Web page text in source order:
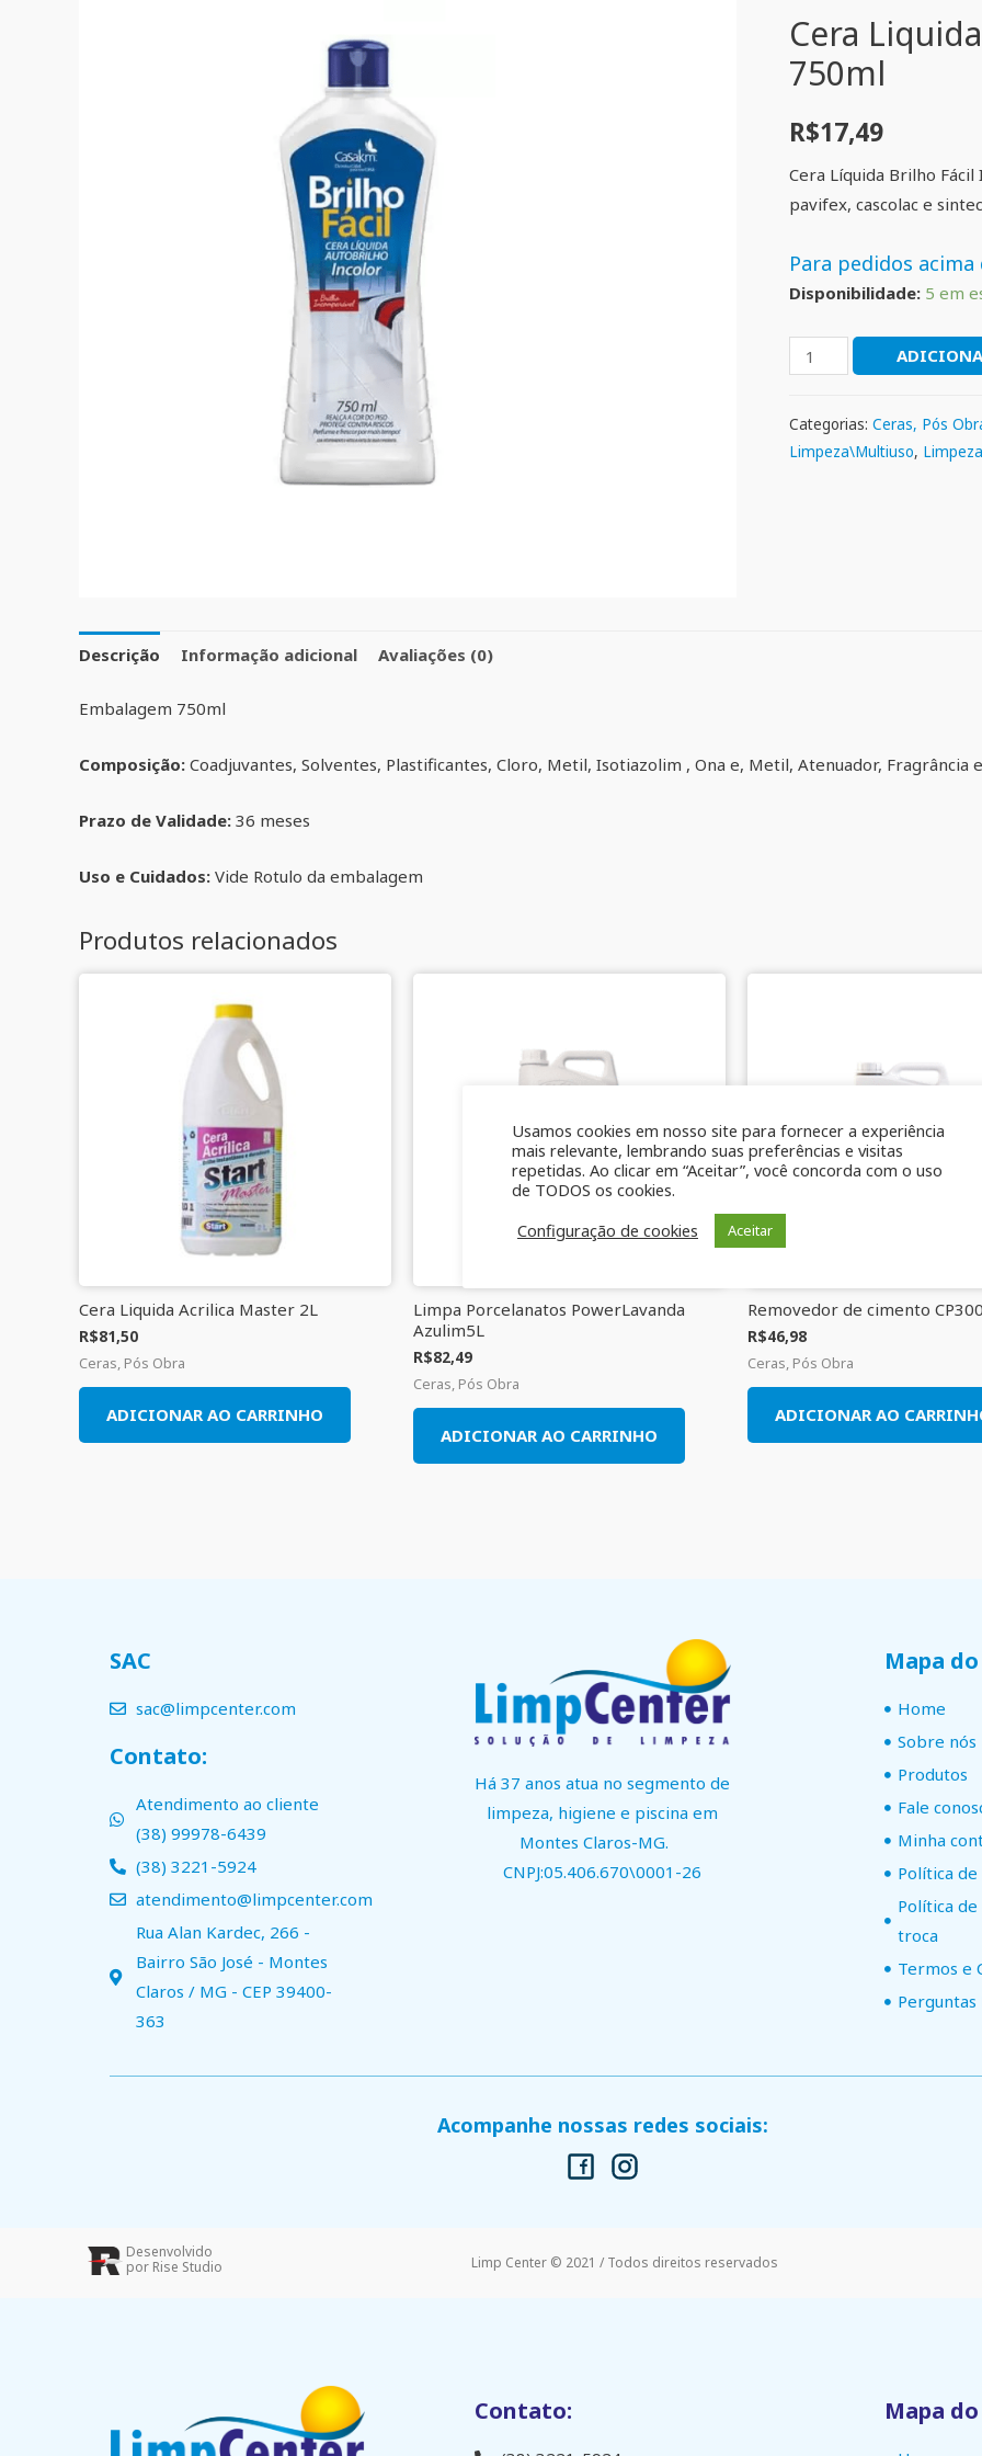
Cera
750ml
R$17,49
Cera Líquida Brilho
pavifex, cascolac e
Para pedidos
Disponibilidade: 5 em
Categorias: Ceras, Pós
Limpeza\Multiuso,
Descrição Informação adicional Avaliações (0)
Embalagem 750ml
Composição: Coadjuvantes, Solventes, Plastificantes, Cloro, Metil, Isotiazolim , Ona e, Metil, Atenuador, Fragrância
Prazo de Validade: 36 meses
Uso e Cuidados: Vide Rotulo da embalagem
Produtos relacionados
Cera Liquida Acrilica Master 2L
R$81,50
Ceras, Pós Obra
ADICIONAR AO CARRINHO
Limpa Porcelanatos PowerLavanda
Azulim5L
R$82,49
Ceras, Pós Obra
ADICIONAR AO CARRINHO
Removedor de cimento
R$46,98
Ceras, Pós Obra
ADICIONAR AO
SAC
sac@limpcenter.com
Contato:
Atendimento ao cliente
(38) 99978-6439
(38) 3221-5924
atendimento@limpcenter.com
Rua Alan Kardec, 266 -
Bairro São José - Montes
Claros / MG - CEP 39400-
363
Há 37 anos atua no segmento de
limpeza, higiene e piscina em
Montes Claros-MG.
CNPJ:05.406.670\0001-26
Mapa
Home
Sobre nós
Produtos
Fale
Minha
Política
Política
troca
Termos e
Acompanhe nossas redes sociais:
Desenvolvido
por Rise Studio
Limp Center © 2021 / Todos direitos reservados
Contato: Mapa
Usamos cookies em nosso site para fornecer a experiência
mais relevante, lembrando suas preferências e visitas
repetidas. Ao clicar em “Aceitar”, você concorda com o uso
de TODOS os cookies.
Configuração de cookies
Aceitar